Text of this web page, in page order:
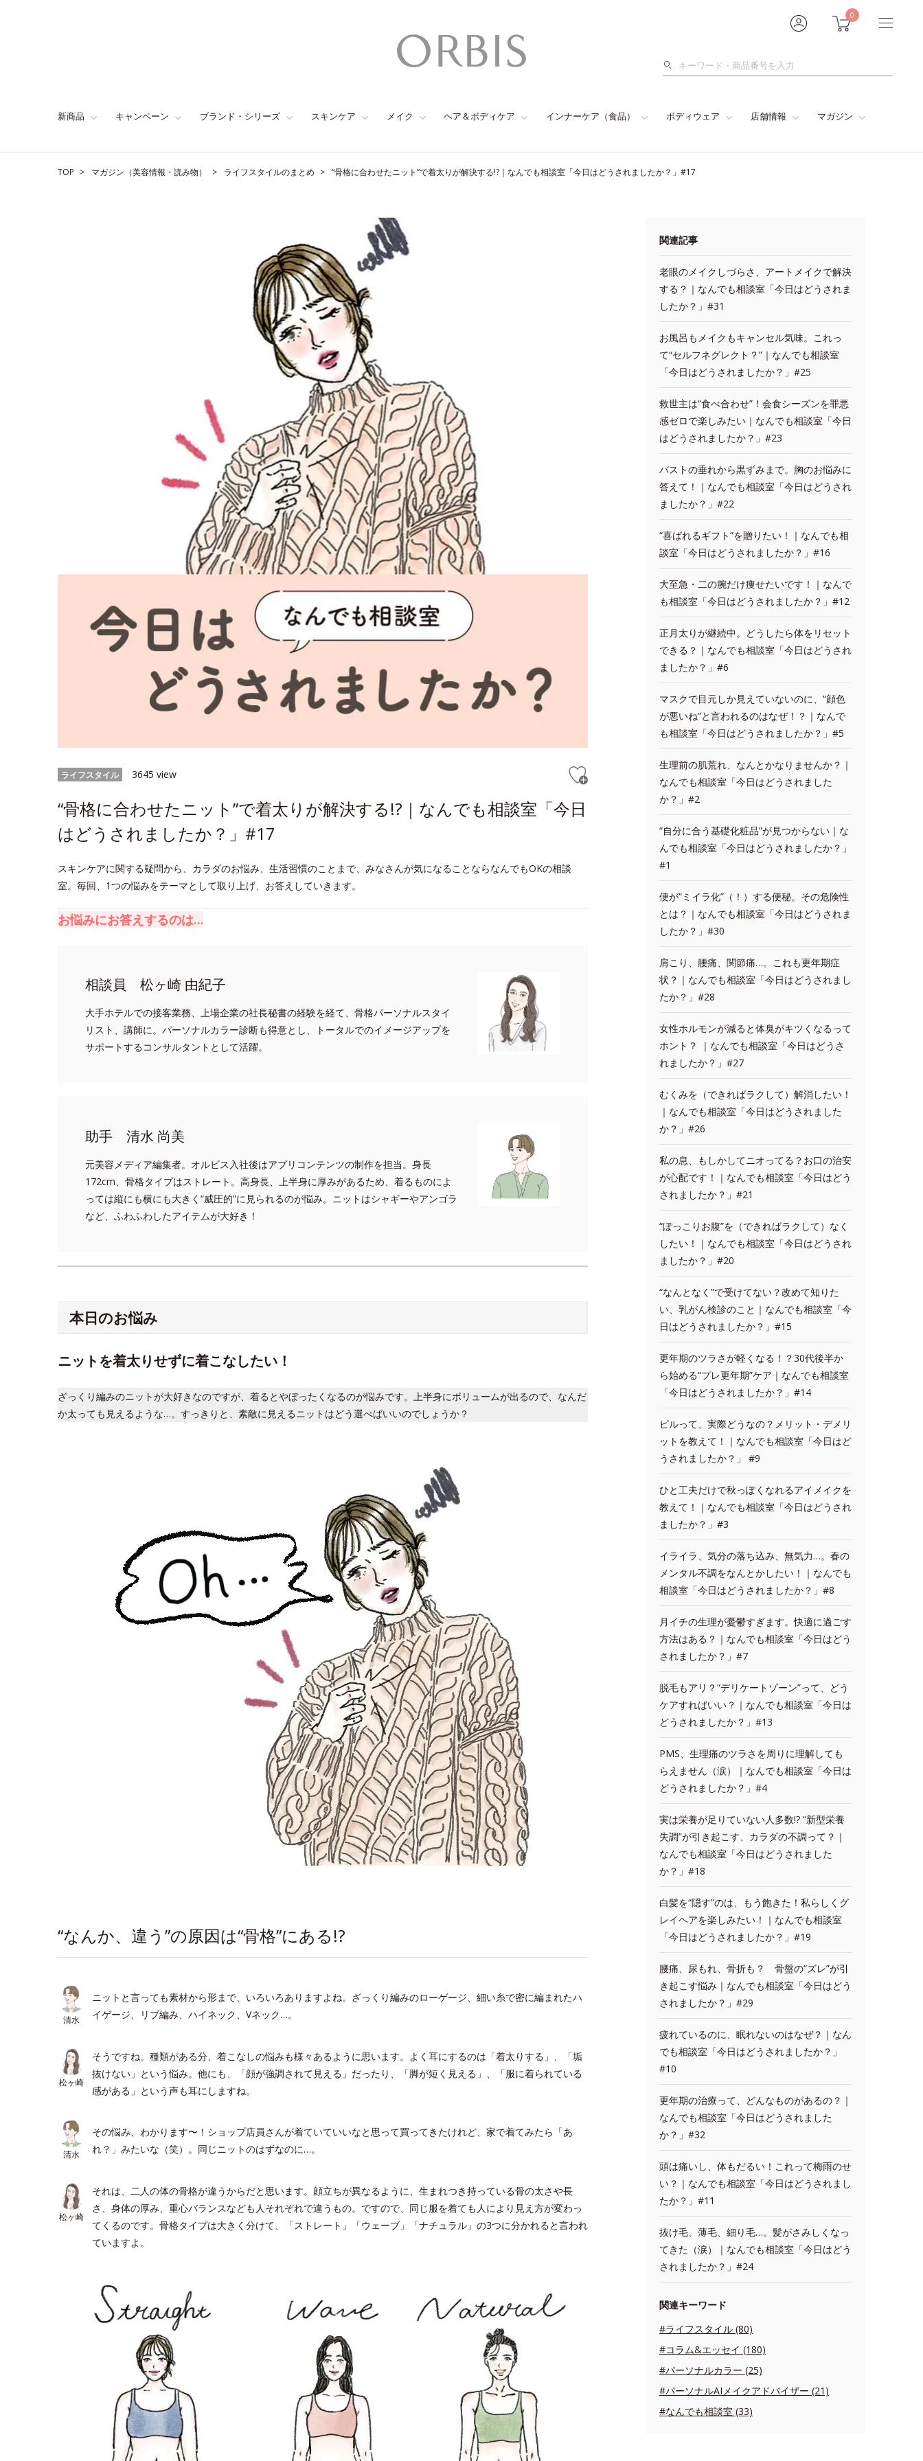
0
検
新商品 キャンペーン ブランド・シリーズ スキンケア メイク ヘア＆ボディケア インナーケア（食品） ボディウェア 店舗情報 マガジン
TOP マガジン（美容情報・読み物） ライフスタイルのまとめ “骨格に合わせたニット”で着太りが解決する!?｜なんでも相談室「今日はどうされましたか？」#17
ライフスタイル 3645 view
“骨格に合わせたニット”で着太りが解決する!?｜なんでも相談室「今日
はどうされましたか？」#17
スキンケアに関する疑問から、カラダのお悩み、生活習慣のことまで、みなさんが気になることならなんでもOKの相談
室。毎回、1つの悩みをテーマとして取り上げ、お答えしていきます。
お悩みにお答えするのは…
相談員 松ヶ崎 由紀子
大手ホテルでの接客業務、上場企業の社長秘書の経験を経て、骨格パーソナルスタイ
リスト、講師に。パーソナルカラー診断も得意とし、トータルでのイメージアップを
サポートするコンサルタントとして活躍。
助手 清水 尚美
元美容メディア編集者。オルビス入社後はアプリコンテンツの制作を担当。身長
172cm、骨格タイプはストレート。高身長、上半身に厚みがあるため、着るものによ
っては縦にも横にも大きく“威圧的”に見られるのが悩み。ニットはシャギーやアンゴラ
など、ふわふわしたアイテムが大好き！
本日のお悩み
ニットを着太りせずに着こなしたい！
ざっくり編みのニットが大好きなのですが、着るとやぼったくなるのが悩みです。上半身にボリュームが出るので、なんだ
か太っても見えるような…。すっきりと、素敵に見えるニットはどう選べばいいのでしょうか？
“なんか、違う”の原因は“骨格”にある!?
清水
ニットと言っても素材から形まで、いろいろありますよね。ざっくり編みのローゲージ、細い糸で密に編まれたハ
イゲージ、リブ編み、ハイネック、Vネック…。
松ヶ崎
そうですね。種類がある分、着こなしの悩みも様々あるように思います。よく耳にするのは「着太りする」、「垢
抜けない」という悩み。他にも、「顔が強調されて見える」だったり、「脚が短く見える」、「服に着られている
感がある」という声も耳にしますね。
清水
その悩み、わかります〜！ショップ店員さんが着ていていいなと思って買ってきたけれど、家で着てみたら「あ
れ？」みたいな（笑）。同じニットのはずなのに…。
松ヶ崎
それは、二人の体の骨格が違うからだと思います。顔立ちが異なるように、生まれつき持っている骨の太さや長
さ、身体の厚み、重心バランスなども人それぞれで違うもの。ですので、同じ服を着ても人により見え方が変わっ
てくるのです。骨格タイプは大きく分けて、「ストレート」「ウェーブ」「ナチュラル」の3つに分かれると言われ
ていますよ。
関連記事
老眼のメイクしづらさ、アートメイクで解決
する？｜なんでも相談室「今日はどうされま
したか？」#31
お風呂もメイクもキャンセル気味。これっ
て“セルフネグレクト？”｜なんでも相談室
「今日はどうされましたか？」#25
救世主は“食べ合わせ”！会食シーズンを罪悪
感ゼロで楽しみたい｜なんでも相談室「今日
はどうされましたか？」#23
バストの垂れから黒ずみまで。胸のお悩みに
答えて！｜なんでも相談室「今日はどうされ
ましたか？」#22
“喜ばれるギフト”を贈りたい！｜なんでも相
談室「今日はどうされましたか？」#16
大至急・二の腕だけ痩せたいです！｜なんで
も相談室「今日はどうされましたか？」#12
正月太りが継続中。どうしたら体をリセット
できる？｜なんでも相談室「今日はどうされ
ましたか？」#6
マスクで目元しか見えていないのに、“顔色
が悪いね”と言われるのはなぜ！？｜なんで
も相談室「今日はどうされましたか？」#5
生理前の肌荒れ、なんとかなりませんか？｜
なんでも相談室「今日はどうされました
か？」#2
“自分に合う基礎化粧品”が見つからない｜な
んでも相談室「今日はどうされましたか？」
#1
便が“ミイラ化”（！）する便秘。その危険性
とは？｜なんでも相談室「今日はどうされま
したか？」#30
肩こり、腰痛、関節痛…。これも更年期症
状？｜なんでも相談室「今日はどうされまし
たか？」#28
女性ホルモンが減ると体臭がキツくなるって
ホント？ ｜なんでも相談室「今日はどうさ
れましたか？」#27
むくみを（できればラクして）解消したい！
｜なんでも相談室「今日はどうされました
か？」#26
私の息、もしかしてニオってる？お口の治安
が心配です！｜なんでも相談室「今日はどう
されましたか？」#21
“ぽっこりお腹”を（できればラクして）なく
したい！｜なんでも相談室「今日はどうされ
ましたか？」#20
“なんとなく”で受けてない？改めて知りた
い、乳がん検診のこと｜なんでも相談室「今
日はどうされましたか？」#15
更年期のツラさが軽くなる！？30代後半か
ら始める“プレ更年期”ケア｜なんでも相談室
「今日はどうされましたか？」#14
ピルって、実際どうなの？メリット・デメリ
ットを教えて！｜なんでも相談室「今日はど
うされましたか？」 #9
ひと工夫だけで秋っぽくなれるアイメイクを
教えて！｜なんでも相談室「今日はどうされ
ましたか？」#3
イライラ、気分の落ち込み、無気力…。春の
メンタル不調をなんとかしたい！｜なんでも
相談室「今日はどうされましたか？」#8
月イチの生理が憂鬱すぎます。快適に過ごす
方法はある？｜なんでも相談室「今日はどう
されましたか？」#7
脱毛もアリ？“デリケートゾーン”って、どう
ケアすればいい？｜なんでも相談室「今日は
どうされましたか？」#13
PMS、生理痛のツラさを周りに理解しても
らえません（涙）｜なんでも相談室「今日は
どうされましたか？」#4
実は栄養が足りていない人多数!? “新型栄養
失調”が引き起こす、カラダの不調って？｜
なんでも相談室「今日はどうされました
か？」#18
白髪を“隠す”のは、もう飽きた！私らしくグ
レイヘアを楽しみたい！｜なんでも相談室
「今日はどうされましたか？」#19
腰痛、尿もれ、骨折も？ 骨盤の“ズレ”が引
き起こす悩み｜なんでも相談室「今日はどう
されましたか？」#29
疲れているのに、眠れないのはなぜ？｜なん
でも相談室「今日はどうされましたか？」
#10
更年期の治療って、どんなものがあるの？｜
なんでも相談室「今日はどうされました
か？」#32
頭は痛いし、体もだるい！これって梅雨のせ
い？｜なんでも相談室「今日はどうされまし
たか？」#11
抜け毛、薄毛、細り毛…。髪がさみしくなっ
てきた（涙）｜なんでも相談室「今日はどう
されましたか？」#24
関連キーワード
#ライフスタイル (80)
#コラム&エッセイ (180)
#パーソナルカラー (25)
#パーソナルAIメイクアドバイザー (21)
#なんでも相談室 (33)